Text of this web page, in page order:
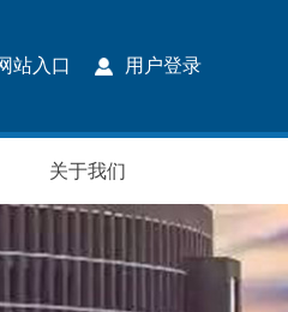
用户登录
站入口
关于我们